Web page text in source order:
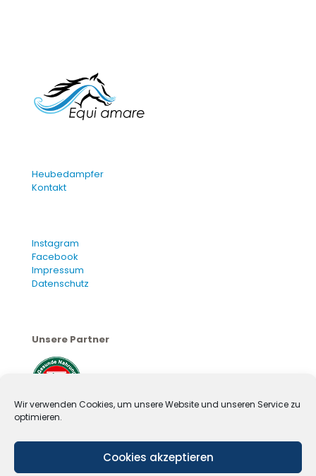
Wir verwenden Cookies, um unsere Website und unseren Service zu
optimieren.
Cookies akzeptieren
Heubedampfer
Kontakt
Instagram
Facebook
Impressum
Datenschutz
Unsere Partner